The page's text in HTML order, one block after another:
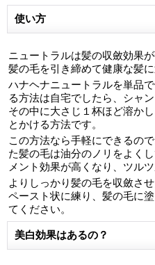
使い方
ニュートラルは髪の収斂効果
髪の毛を引き締めて健康な髪に
ハナヘナニュートラルを単品
る方法は自宅でしたら、シャ
その中に大さじ１杯ほど溶か
とかける方法です。
この方法なら手軽にできるの
た髪の毛は油分のノリをよく
メント効果が高くなり、ツルツ
よりしっかり髪の毛を収斂さ
ペースト状に練り、髪の毛に
てください。
美白効果はあるの？